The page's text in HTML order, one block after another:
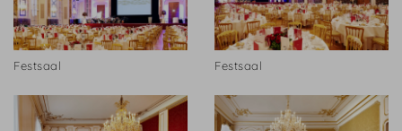
Festsaal Festsaal